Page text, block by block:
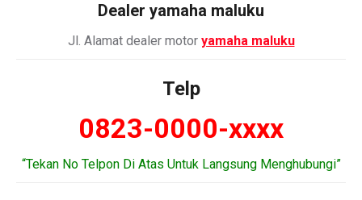
Dealer yamaha maluku
Jl. Alamat dealer motor yamaha maluku
Telp
0823-0000-xxxx
“Tekan No Telpon Di Atas Untuk Langsung Menghubungi”